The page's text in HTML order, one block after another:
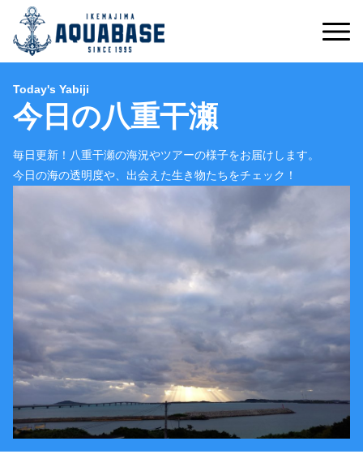
Today's Yabiji
今日の八重干瀬
毎日更新！八重干瀬の海況やツアーの様子をお届けします。
今日の海の透明度や、出会えた生き物たちをチェック！